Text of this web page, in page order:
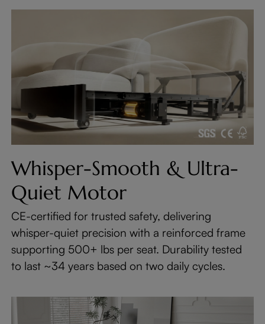
Whisper-Smooth & Ultra-
Quiet Motor
CE-certified for trusted safety, delivering
whisper-quiet precision with a reinforced frame
supporting 500+ lbs per seat. Durability tested
to last ~34 years based on two daily cycles.